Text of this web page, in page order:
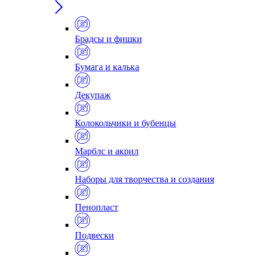
Брадсы и фишки
Бумага и калька
Декупаж
Колокольчики и бубенцы
Марблс и акрил
Наборы для творчества и создания
Пенопласт
Подвески